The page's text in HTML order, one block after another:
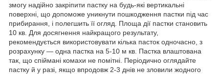
змогу надійно закріпити пастку на будь-які вертикальні
поверхні, що допоможе уникнути пошкодження пастки під час
прибирання, і полегшить її огляд. Площа дії пастки становить
10 кв. Для досягнення найкращого результату,
рекомендується використовувати кілька пасток одночасно, з
розрахунку — одна пастка на 5-10 м кв. Пастка влаштована
так, що спіймані комахи не помітні. Періодично оглядайте
пастку й у разі, якщо впродовж 2-3 днів не зловили жодного